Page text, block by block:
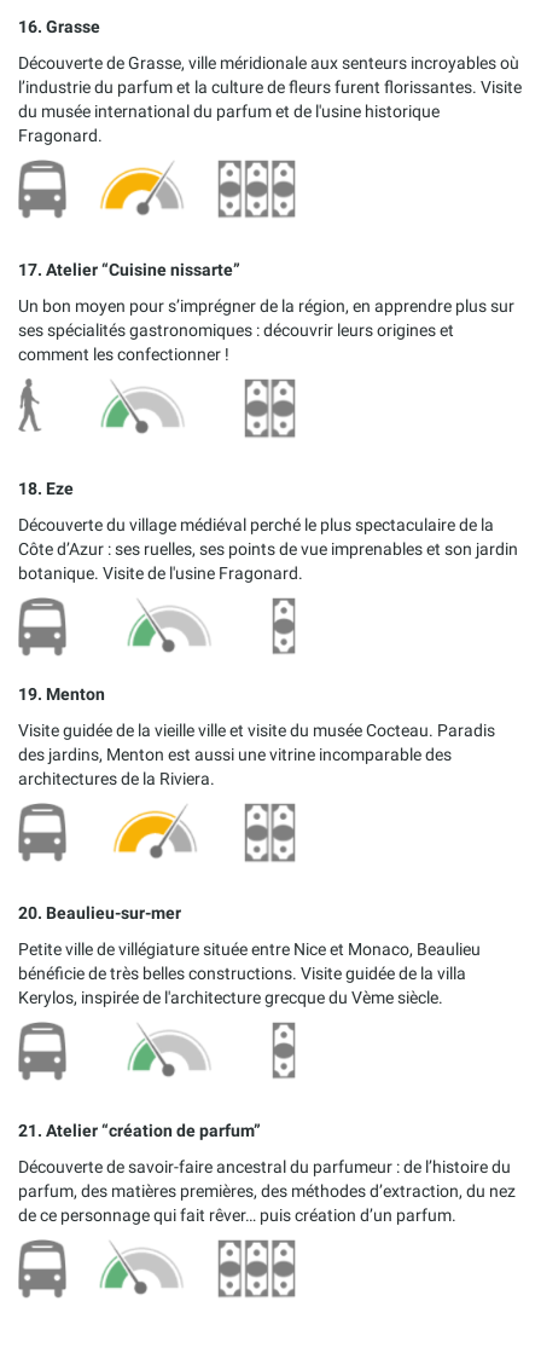
16. Grasse
Découverte de Grasse, ville méridionale aux senteurs incroyables où
l’industrie du parfum et la culture de fleurs furent florissantes. Visite
du musée international du parfum et de l'usine historique
Fragonard.
17. Atelier “Cuisine nissarte”
Un bon moyen pour s’imprégner de la région, en apprendre plus sur
ses spécialités gastronomiques : découvrir leurs origines et
comment les confectionner !
18. Eze
Découverte du village médiéval perché le plus spectaculaire de la
Côte d’Azur : ses ruelles, ses points de vue imprenables et son jardin
botanique. Visite de l'usine Fragonard.
19. Menton
Visite guidée de la vieille ville et visite du musée Cocteau. Paradis
des jardins, Menton est aussi une vitrine incomparable des
architectures de la Riviera.
20. Beaulieu-sur-mer
Petite ville de villégiature située entre Nice et Monaco, Beaulieu
bénéficie de très belles constructions. Visite guidée de la villa
Kerylos, inspirée de l'architecture grecque du Vème siècle.
21. Atelier “création de parfum”
Découverte de savoir-faire ancestral du parfumeur : de l’histoire du
parfum, des matières premières, des méthodes d’extraction, du nez
de ce personnage qui fait rêver… puis création d’un parfum.